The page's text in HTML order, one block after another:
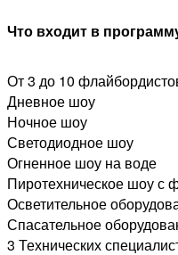
Что входит в
От 3 до 10
Дневное шоу
Ночное шоу
Светодиодное шоу
Огненное шоу на воде
Пиротехническое шоу с
Осветительное
Спасательное
3 Технических